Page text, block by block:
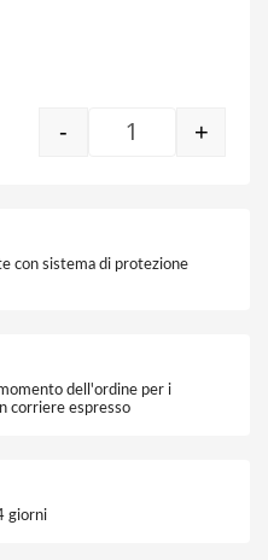
Filo Unipolare
- +
con sistema di protezione
dell'ordine per i
corriere espresso
giorni